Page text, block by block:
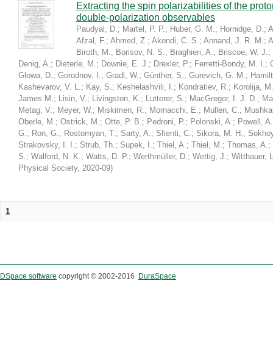
Extracting the spin polarizabilities of the
double-polarization observables
Paudyal, D.; Martel, P. P.; Huber, G. M.; Hornidge, D.;
Afzal, F.; Ahmed, Z.; Akondi, C. S.; Annand, J. R. M.;
Biroth, M.; Borisov, N. S.; Braghieri, A.; Briscoe, W. J.;
Denig, A.; Dieterle, M.; Downie, E. J.; Drexler, P.; Ferretti-Bondy, M. I.;
Glowa, D.; Gorodnov, I.; Gradl, W.; Günther, S.; Gurevich, G. M.;
Kashevarov, V. L.; Kay, S.; Keshelashvili, I.; Kondratiev, R.; Korolija, M.
James M.; Lisin, V.; Livingston, K.; Lutterer, S.; MacGregor, I. J. D.;
Metag, V.; Meyer, W.; Miskimen, R.; Mornacchi, E.; Mullen, C.;
Oberle, M.; Ostrick, M.; Otte, P. B.; Pedroni, P.; Polonski, A.; Powell, A.
G.; Ron, G.; Rostomyan, T.; Sarty, A.; Sfienti, C.; Sikora, M. H.;
Strakovsky, I. I.; Strub, Th.; Supek, I.; Thiel, A.; Thiel, M.; Thomas, A.;
S.; Walford, N. K.; Watts, D. P.; Werthmüller, D.; Wettig, J.; Witthauer,
Physical Society, 2020-09)
1
DSpace software copyright © 2002-2016 DuraSpace